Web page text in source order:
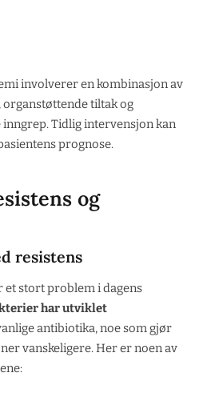
involverer en kombinasjon av
tiltak og
Tidlig intervensjon kan
prognose.
og
resistens
stort problem i dagens
har utviklet
antibiotika, noe som gjør
vanskeligere. Her er noen av